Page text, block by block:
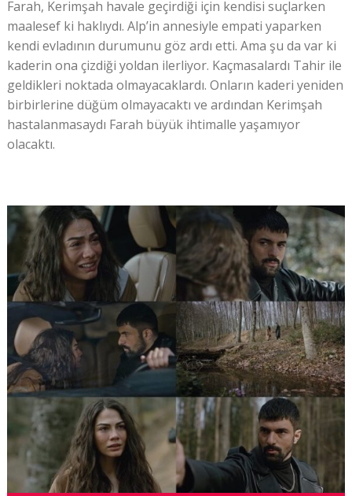
Farah, Kerimşah havale geçirdiği için kendisi suçlarken
maalesef ki haklıydı. Alp’in annesiyle empati yaparken
kendi evladının durumunu göz ardı etti. Ama şu da var ki
kaderin ona çizdiği yoldan ilerliyor. Kaçmasalardı Tahir ile
geldikleri noktada olmayacaklardı. Onların kaderi yeniden
birbirlerine düğüm olmayacaktı ve ardından Kerimşah
hastalanmasaydı Farah büyük ihtimalle yaşamıyor
olacaktı.